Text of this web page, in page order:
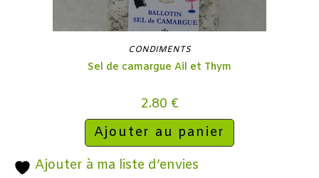
CONDIMENTS
Sel de camargue Ail et Thym
2.80 €
Ajouter au panier
Ajouter à ma liste d’envies